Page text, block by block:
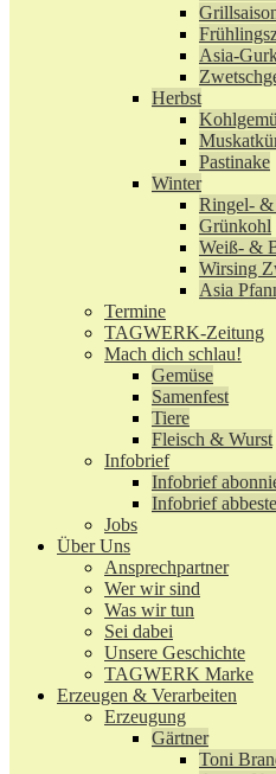
Asia-
Herbst
Pastinake
Winter
Ringel- &
Grünkohl
Weiß- &
Wirsing
Asia
Termine
TAGWERK-Zeitung
Mach dich schlau!
Gemüse
Samenfest
Tiere
Fleisch & Wurst
Infobrief
Infobrief
Infobrief
Jobs
Über Uns
Ansprechpartner
Wer wir sind
Was wir tun
Sei dabei
Unsere Geschichte
TAGWERK Marke
Erzeugen & Verarbeiten
Erzeugung
Gärtner
Toni